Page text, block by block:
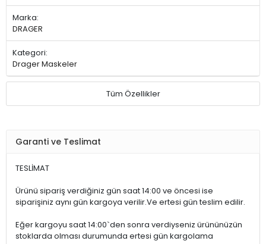
Marka:
DRAGER
Kategori:
Drager Maskeler
Tüm Özellikler
Garanti ve Teslimat
TESLİMAT
Ürünü sipariş verdiğiniz gün saat 14:00 ve öncesi ise
siparişiniz aynı gün kargoya verilir.Ve ertesi gün teslim edilir.
Eğer kargoyu saat 14:00`den sonra verdiyseniz ürününüzün
stoklarda olması durumunda ertesi gün kargolama